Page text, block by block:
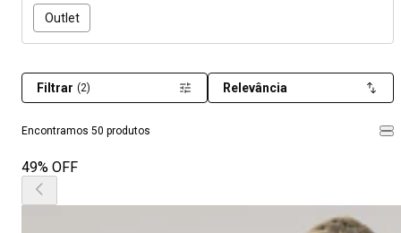
Outlet
Encontramos 50 produtos
Filtrar (2) Relevância
49% OFF